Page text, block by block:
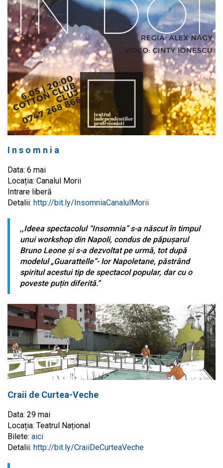
I n s o m n i a
Data: 6 mai
Locația: Canalul Morii
Intrare liberă
Detalii: http://bit.ly/InsomniaCanalulMorii
,,Ideea spectacolul “Insomnia” s-a născut în timpul
unui workshop din Napoli, condus de păpușarul
Bruno Leone și s-a dezvoltat pe urmă, tot după
modelul „Guarattelle”- lor Napoletane, păstrând
spiritul acestui tip de spectacol popular, dar cu o
poveste puțin diferită.”
Craii de Curtea-Veche
Data: 29 mai
Locația: Teatrul Național
Bilete: aici
Detalii: http://bit.ly/CraiiDeCurteaVeche